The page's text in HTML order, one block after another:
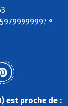
°
est proche de :